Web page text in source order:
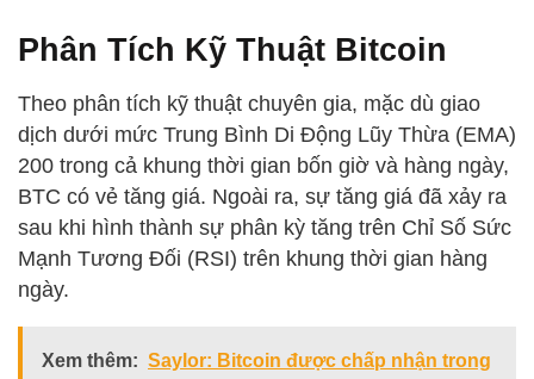
Phân Tích Kỹ Thuật Bitcoin
Theo phân tích kỹ thuật chuyên gia, mặc dù giao
dịch dưới mức Trung Bình Di Động Lũy Thừa (EMA)
200 trong cả khung thời gian bốn giờ và hàng ngày,
BTC có vẻ tăng giá. Ngoài ra, sự tăng giá đã xảy ra
sau khi hình thành sự phân kỳ tăng trên Chỉ Số Sức
Mạnh Tương Đối (RSI) trên khung thời gian hàng
ngày.
Xem thêm: Saylor: Bitcoin được chấp nhận trong